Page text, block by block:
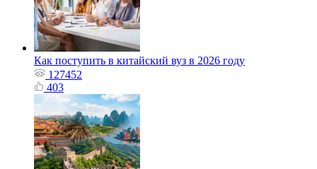
Как поступить в китайский вуз в 2026 году
127452
403